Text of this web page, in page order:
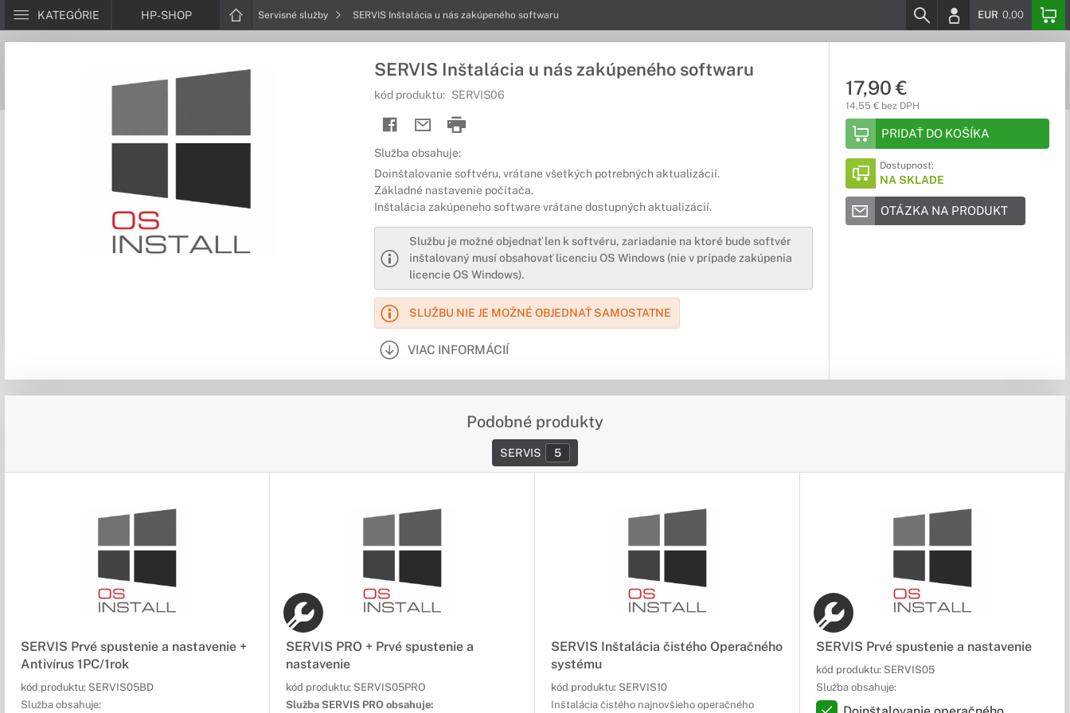
KATEGÓRIE HP-SHOP Servisné služby SERVIS Inštalácia u nás zakúpeného softwaru EUR 0,00
SERVIS Inštalácia u nás zakúpeného softwaru
kód produktu: SERVIS06
Služba obsahuje:
Doinštalovanie softvéru, vrátane všetkých potrebných aktualizácií.
Základné nastavenie počítača.
Inštalácia zakúpeneho software vrátane dostupných aktualizácií.
Službu je možné objednať len k softvéru, zariadanie na ktoré bude softvér
inštalovaný musí obsahovať licenciu OS Windows (nie v prípade zakúpenia
licencie OS Windows).
SLUŽBU NIE JE MOŽNÉ OBJEDNAŤ SAMOSTATNE
VIAC INFORMÁCIÍ
17,90 €
14,55 € bez DPH
PRIDAŤ DO KOŠÍKA
Dostupnosť:
NA SKLADE
OTÁZKA NA PRODUKT
Podobné produkty
SERVIS 5
SERVIS Prvé spustenie a nastavenie +
Antivírus 1PC/1rok
kód produktu: SERVIS05BD
Služba obsahuje:
SERVIS PRO + Prvé spustenie a
nastavenie
kód produktu: SERVIS05PRO
Služba SERVIS PRO obsahuje:
SERVIS Inštalácia čistého Operačného
systému
kód produktu: SERVIS10
Inštalácia čistého najnovšieho operačného
SERVIS Prvé spustenie a nastavenie
kód produktu: SERVIS05
Služba obsahuje: